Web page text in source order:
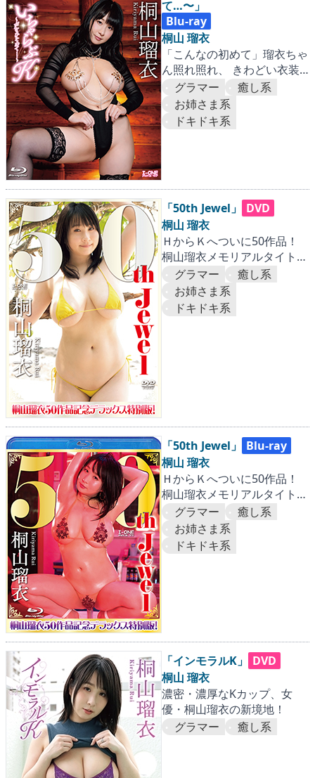
て…〜」
Blu-ray
桐山 瑠衣
「こんなの初めて」瑠衣ちゃ
ん照れ照れ、 きわどい衣装
で弄ばれる爆乳Kカップ！
グラマー
癒し系
お姉さま系
ドキドキ系
「50th Jewel」
DVD
桐山 瑠衣
ＨからＫへついに50作品！
桐山瑠衣メモリアルタイトル
がI-ONEからリリース!!
グラマー
癒し系
お姉さま系
ドキドキ系
「50th Jewel」
Blu-ray
桐山 瑠衣
ＨからＫへついに50作品！
桐山瑠衣メモリアルタイトル
がI-ONEからリリース!!
グラマー
癒し系
お姉さま系
ドキドキ系
「インモラルK」
DVD
桐山 瑠衣
濃密・濃厚なKカップ、女
優・桐山瑠衣の新境地！
グラマー
癒し系